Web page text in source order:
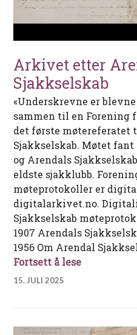
Arkivet etter
Sjakkselskab
«Underskrevne er
sammen til en Forening
det første møtereferatet
Sjakkselskab. Møtet fant
og Arendals
eldste sjakklubb.
møteprotokoller er
digitalarkivet.no.
Sjakkselskab
1907 Arendals
1956 Om Arendal
Fortsett å leseArkivet
15. JULI 2025